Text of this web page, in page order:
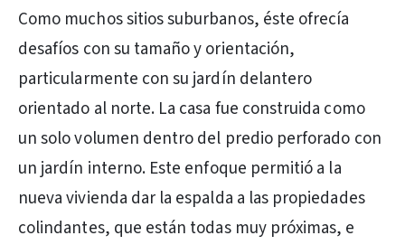
Como muchos sitios suburbanos, éste ofrecía
desafíos con su tamaño y orientación,
particularmente con su jardín delantero
orientado al norte. La casa fue construida como
un solo volumen dentro del predio perforado con
un jardín interno. Este enfoque permitió a la
nueva vivienda dar la espalda a las propiedades
colindantes, que están todas muy próximas, e